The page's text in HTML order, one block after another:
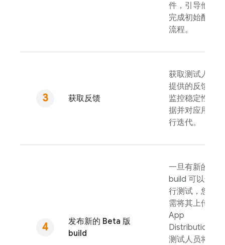
件，引导他们
完成初始配置
流程。
获取反馈
获取测试人员
提供的反馈，
监控稳定性数
据并对应用进
行迭代。
发布新的 Beta 版
build
一旦有新的
build 可以进
行测试，您只
需将其上传到
App
Distribution
测试人员将收